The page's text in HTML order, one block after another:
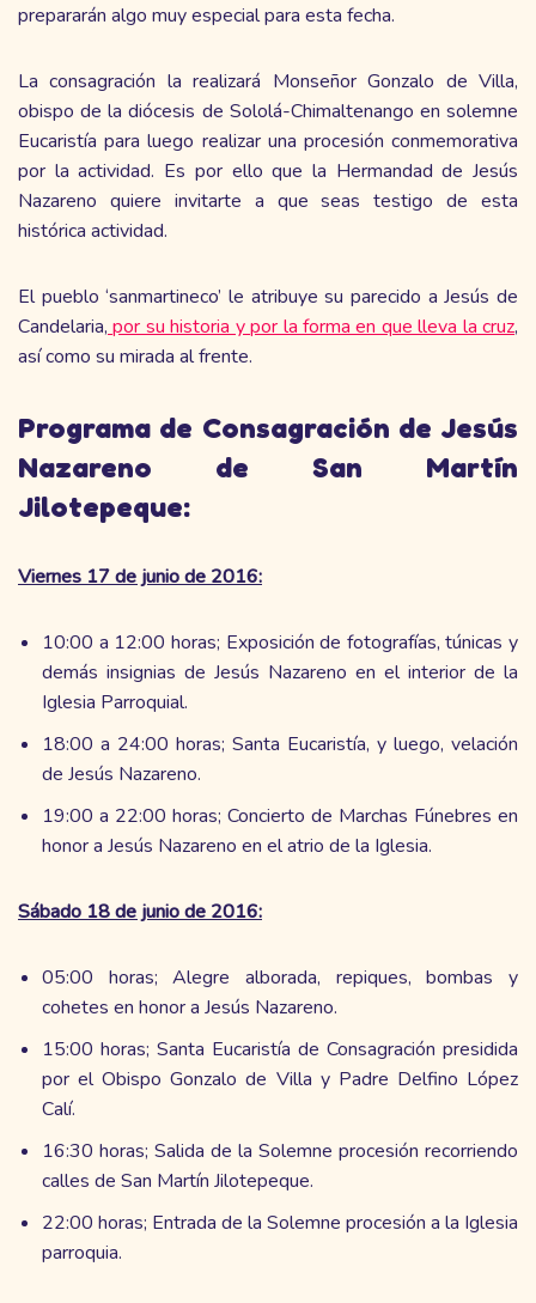
prepararán algo muy especial para esta fecha.
La consagración la realizará Monseñor Gonzalo de Villa,
obispo de la diócesis de Sololá-Chimaltenango en solemne
Eucaristía para luego realizar una procesión conmemorativa
por la actividad. Es por ello que la Hermandad de Jesús
Nazareno quiere invitarte a que seas testigo de esta
histórica actividad.
El pueblo ‘sanmartineco’ le atribuye su parecido a Jesús de
Candelaria, por su historia y por la forma en que lleva la cruz,
así como su mirada al frente.
Programa de Consagración de Jesús
Nazareno de San Martín
Jilotepeque:
Viernes 17 de junio de 2016:
10:00 a 12:00 horas; Exposición de fotografías, túnicas y
demás insignias de Jesús Nazareno en el interior de la
Iglesia Parroquial.
18:00 a 24:00 horas; Santa Eucaristía, y luego, velación
de Jesús Nazareno.
19:00 a 22:00 horas; Concierto de Marchas Fúnebres en
honor a Jesús Nazareno en el atrio de la Iglesia.
Sábado 18 de junio de 2016:
05:00 horas; Alegre alborada, repiques, bombas y
cohetes en honor a Jesús Nazareno.
15:00 horas; Santa Eucaristía de Consagración presidida
por el Obispo Gonzalo de Villa y Padre Delfino López
Calí.
16:30 horas; Salida de la Solemne procesión recorriendo
calles de San Martín Jilotepeque.
22:00 horas; Entrada de la Solemne procesión a la Iglesia
parroquia.